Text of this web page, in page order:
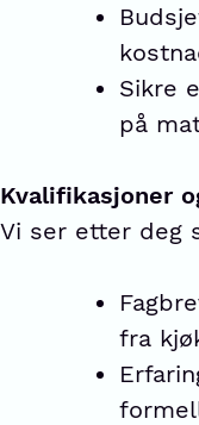
Sikre
på
Kvalifikasjoner
Vi ser etter deg
fra